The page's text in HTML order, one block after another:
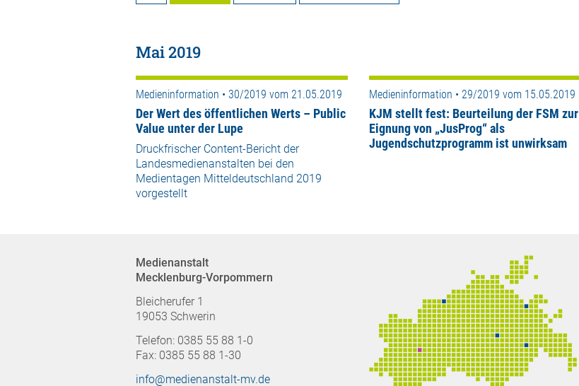
Mai 2019
Medieninformation • 30/2019 vom 21.05.2019
Der Wert des öffentlichen Werts – Public
Value unter der Lupe
Druckfrischer Content-Bericht der
Landesmedienanstalten bei den
Medientagen Mitteldeutschland 2019
vorgestellt
Medieninformation • 29/2019 vom 15.05.2019
KJM stellt fest: Beurteilung der FSM zur
Eignung von „JusProg“ als
Jugendschutzprogramm ist unwirksam
Medienanstalt
Mecklenburg-Vorpommern
Bleicherufer 1
19053 Schwerin
Telefon: 0385 55 88 1-0
Fax: 0385 55 88 1-30
info@medienanstalt-mv.de